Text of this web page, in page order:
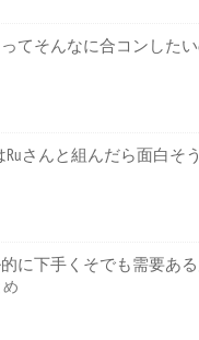
てそんなに合コンしたい
Ruさんと組んだら面白そ
に下手くそでも需要あ